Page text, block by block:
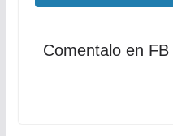
Comentalo en FB